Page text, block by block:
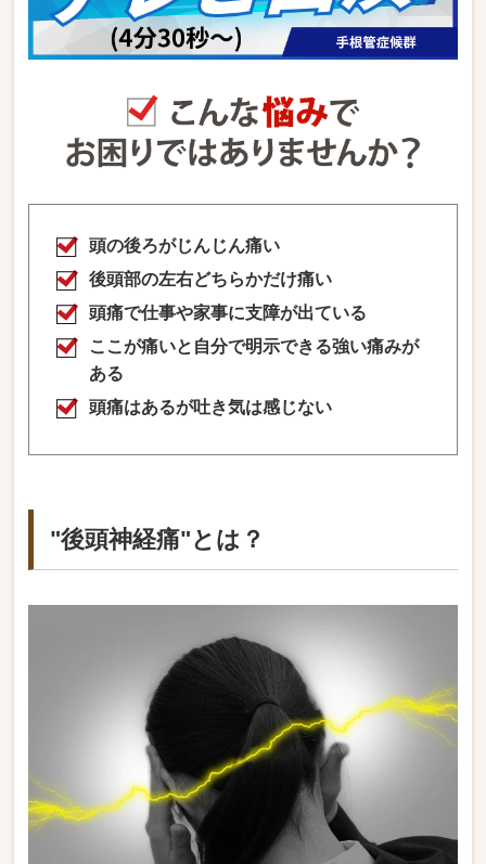
頭の後ろがじんじん痛い
後頭部の左右どちらかだけ痛い
頭痛で仕事や家事に支障が出ている
ここが痛いと自分で明示できる強い痛みが
ある
頭痛はあるが吐き気は感じない
"後頭神経痛"とは？